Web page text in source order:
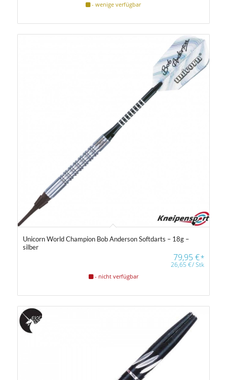
- wenige verfügbar
Unicorn World Champion Bob Anderson Softdarts – 18g –
silber
79,95€*
26,65€/Stk
- nicht verfügbar